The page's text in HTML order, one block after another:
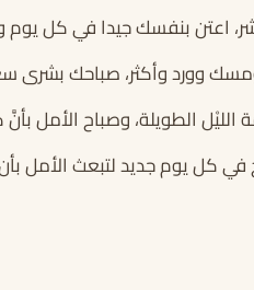
اعتن بنفسك جيدا في كل
وورد وأكثر، صباحك بشرى
الليْل الطويلة، وصباح الأمل
يوم جديد لتبعث الأمل بأن